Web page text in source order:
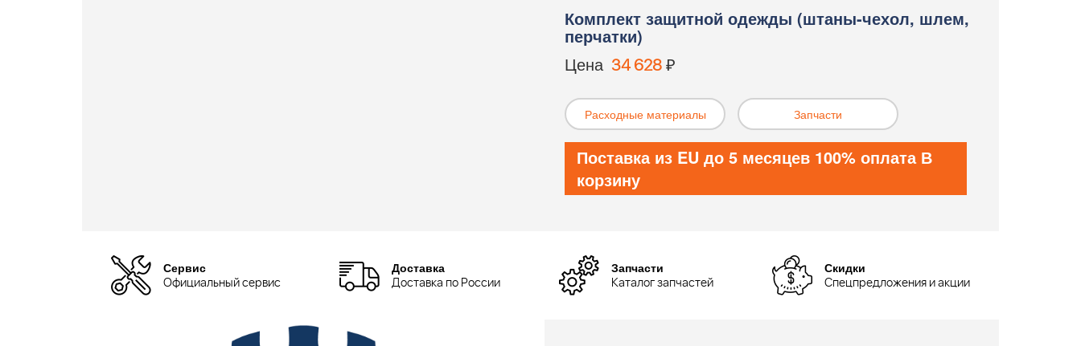
Комплект защитной одежды (штаны-чехол, шлем,
перчатки)
Цена 34 628₽
Расходные материалы Запчасти
Поставка из EU до 5 месяцев 100% оплата В
корзину
Сервис
Официальный сервис
Доставка
Доставка по России
Запчасти
Каталог запчастей
Скидки
Спецпредложения и акции